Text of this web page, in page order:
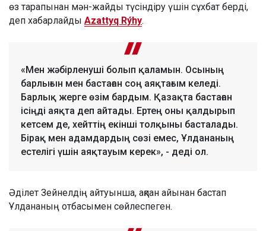
өз тарапынан мән-жайды түсіндіру үшін сұхбат берді,
деп хабарлайды Azattyq Rýhy.
«Мен жәбірленуші болып қаламын. Осының
барлығын мен бастаған соң аяқтағым келеді.
Барлық жерге өзім бардым. Қазақта бастаған
ісіңді аяқта деп айтады. Ертең оны қалдырып
кетсем де, хейттің екінші толқыны басталады.
Бірақ мен адамдардың сөзі емес, Ұлдананың
естелігі үшін аяқтауым керек», - деді ол.
Әділет Зейнелдің айтуынша, ақпан айынан бастап
Ұлдананың отбасымен сөйлеспеген.